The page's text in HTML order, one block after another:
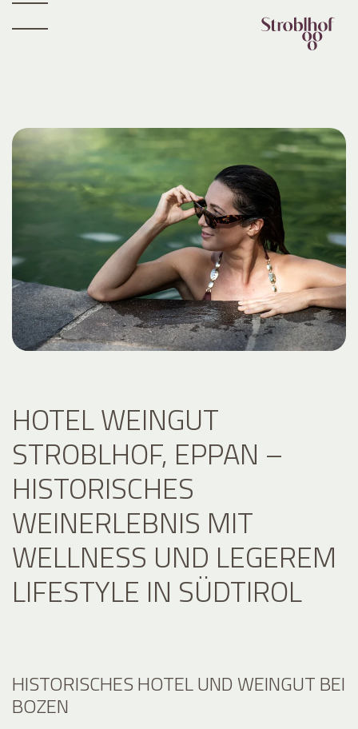
HOTEL WEINGUT
STROBLHOF, EPPAN –
HISTORISCHES
WEINERLEBNIS MIT
WELLNESS UND LEGEREM
LIFESTYLE IN SÜDTIROL
HISTORISCHES HOTEL UND WEINGUT BEI
BOZEN